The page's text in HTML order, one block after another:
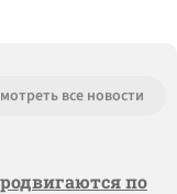
все новости
по